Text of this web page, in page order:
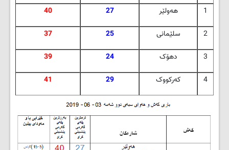
1
هه‌ولێر 27
40
2
سلێمانی 25
37
3
دهۆک 24
39
4
که‌رکووک 29
41